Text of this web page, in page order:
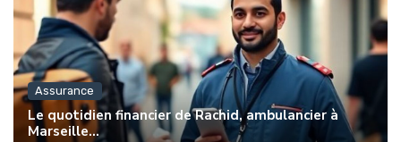
Assurance
Le quotidien financier de Rachid, ambulancier à
Marseille...